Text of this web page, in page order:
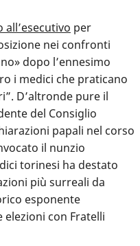
per
nei confronti
dopo l’ennesimo
i medici che praticano
D’altronde pure il
del Consiglio
papali nel corso
il nunzio
torinesi ha destato
più surreali da
esponente
con Fratelli